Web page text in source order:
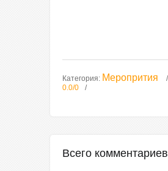
Категория: Меропрития
0.0/0
Всего комментариев